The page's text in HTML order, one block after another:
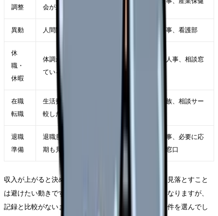
調整
会が主因
異動 人間関係や診療科相性が主因 師長、人事、看護部
休
職・
休暇
体調が落ち、判断力も下がっ
ている
主治医、人事、相談窓
在職
転職
生活費を守りながら条件を比
較したい
自分、家族、相談サー
退職
準備
退職意思が固く、引き継ぎ時
期も見えている
職場、人事、必要に応
じて外部窓口
収入が上がると決めつけて、労働時間や負担の増加を見落とすこと
は避けたい動きです。限界の時ほど早く終わらせたくなりますが、
記録と比較がないまま動くと、次の職場選びで同じ条件を選んでし